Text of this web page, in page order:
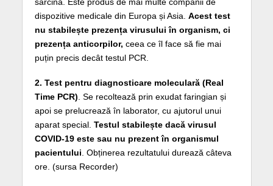
dispozitive medicale din Europa și Asia. Acest test
nu stabilește prezența virusului în organism, ci
prezența anticorpilor, ceea ce îl face să fie mai
puțin precis decât testul PCR.
2. Test pentru diagnosticare moleculară (Real
Time PCR) . Se recoltează prin exudat faringian și
apoi se prelucrează în laborator, cu ajutorul unui
aparat special. Testul stabilește dacă virusul
COVID-19 este sau nu prezent în organismul
pacientului . Obținerea rezultatului durează câteva
ore. (sursa Recorder)